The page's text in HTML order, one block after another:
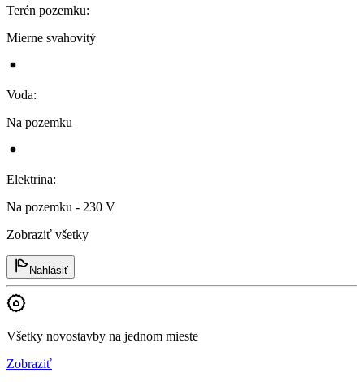
Terén pozemku:
Mierne svahovitý
Voda:
Na pozemku
Elektrina:
Na pozemku - 230 V
Zobraziť všetky
Nahlásiť
Všetky novostavby na jednom mieste
Zobraziť